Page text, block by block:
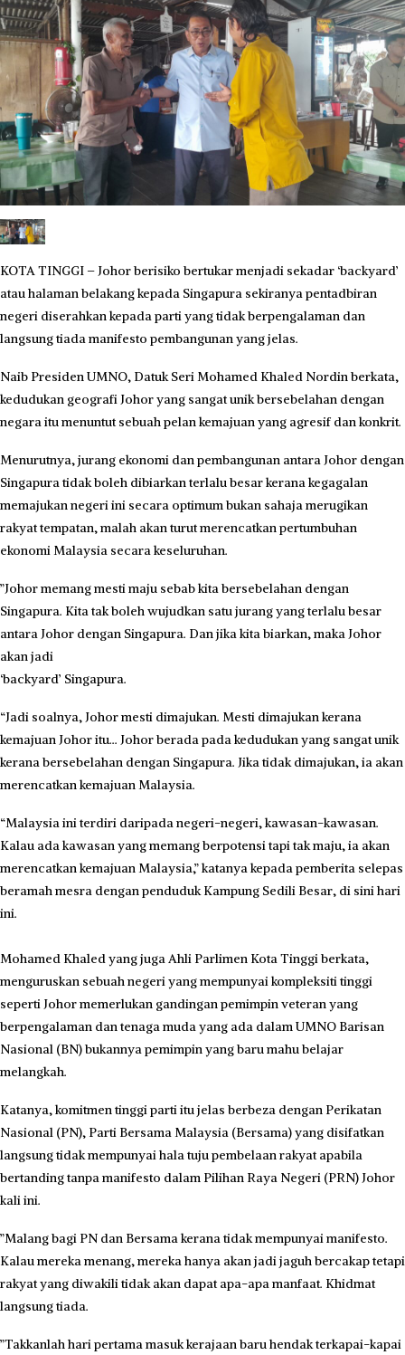
KOTA TINGGI – Johor berisiko bertukar menjadi sekadar ‘backyard’
atau halaman belakang kepada Singapura sekiranya pentadbiran
negeri diserahkan kepada parti yang tidak berpengalaman dan
langsung tiada manifesto pembangunan yang jelas.
​Naib Presiden UMNO, Datuk Seri Mohamed Khaled Nordin berkata,
kedudukan geografi Johor yang sangat unik bersebelahan dengan
negara itu menuntut sebuah pelan kemajuan yang agresif dan konkrit.
​Menurutnya, jurang ekonomi dan pembangunan antara Johor dengan
Singapura tidak boleh dibiarkan terlalu besar kerana kegagalan
memajukan negeri ini secara optimum bukan sahaja merugikan
rakyat tempatan, malah akan turut merencatkan pertumbuhan
ekonomi Malaysia secara keseluruhan.
​”Johor memang mesti maju sebab kita bersebelahan dengan
Singapura. Kita tak boleh wujudkan satu jurang yang terlalu besar
antara Johor dengan Singapura. Dan jika kita biarkan, maka Johor
akan jadi
‘backyard’ Singapura.
“Jadi soalnya, Johor mesti dimajukan. Mesti dimajukan kerana
kemajuan Johor itu… Johor berada pada kedudukan yang sangat unik
kerana bersebelahan dengan Singapura. Jika tidak dimajukan, ia akan
merencatkan kemajuan Malaysia.
“Malaysia ini terdiri daripada negeri-negeri, kawasan-kawasan.
Kalau ada kawasan yang memang berpotensi tapi tak maju, ia akan
merencatkan kemajuan Malaysia,” katanya kepada pemberita selepas
beramah mesra dengan penduduk Kampung Sedili Besar, di sini hari
ini.
​Mohamed Khaled yang juga Ahli Parlimen Kota Tinggi berkata,
menguruskan sebuah negeri yang mempunyai kompleksiti tinggi
seperti Johor memerlukan gandingan pemimpin veteran yang
berpengalaman dan tenaga muda yang ada dalam UMNO Barisan
Nasional (BN) bukannya pemimpin yang baru mahu belajar
melangkah.
Katanya, komitmen tinggi parti itu jelas berbeza dengan Perikatan
Nasional (PN), Parti Bersama Malaysia (Bersama) yang disifatkan
langsung tidak mempunyai hala tuju pembelaan rakyat apabila
bertanding tanpa manifesto dalam Pilihan Raya Negeri (PRN) Johor
kali ini.
​”Malang bagi PN dan Bersama kerana tidak mempunyai manifesto.
Kalau mereka menang, mereka hanya akan jadi jaguh bercakap tetapi
rakyat yang diwakili tidak akan dapat apa-apa manfaat. Khidmat
langsung tiada.
​”Takkanlah hari pertama masuk kerajaan baru hendak terkapai-kapai